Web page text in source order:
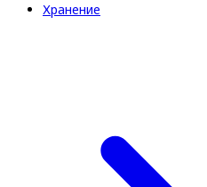
Хранение